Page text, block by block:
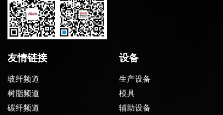
友情链接
玻纤频道
树脂频道
碳纤频道
设备
生产设备
模具
辅助设备